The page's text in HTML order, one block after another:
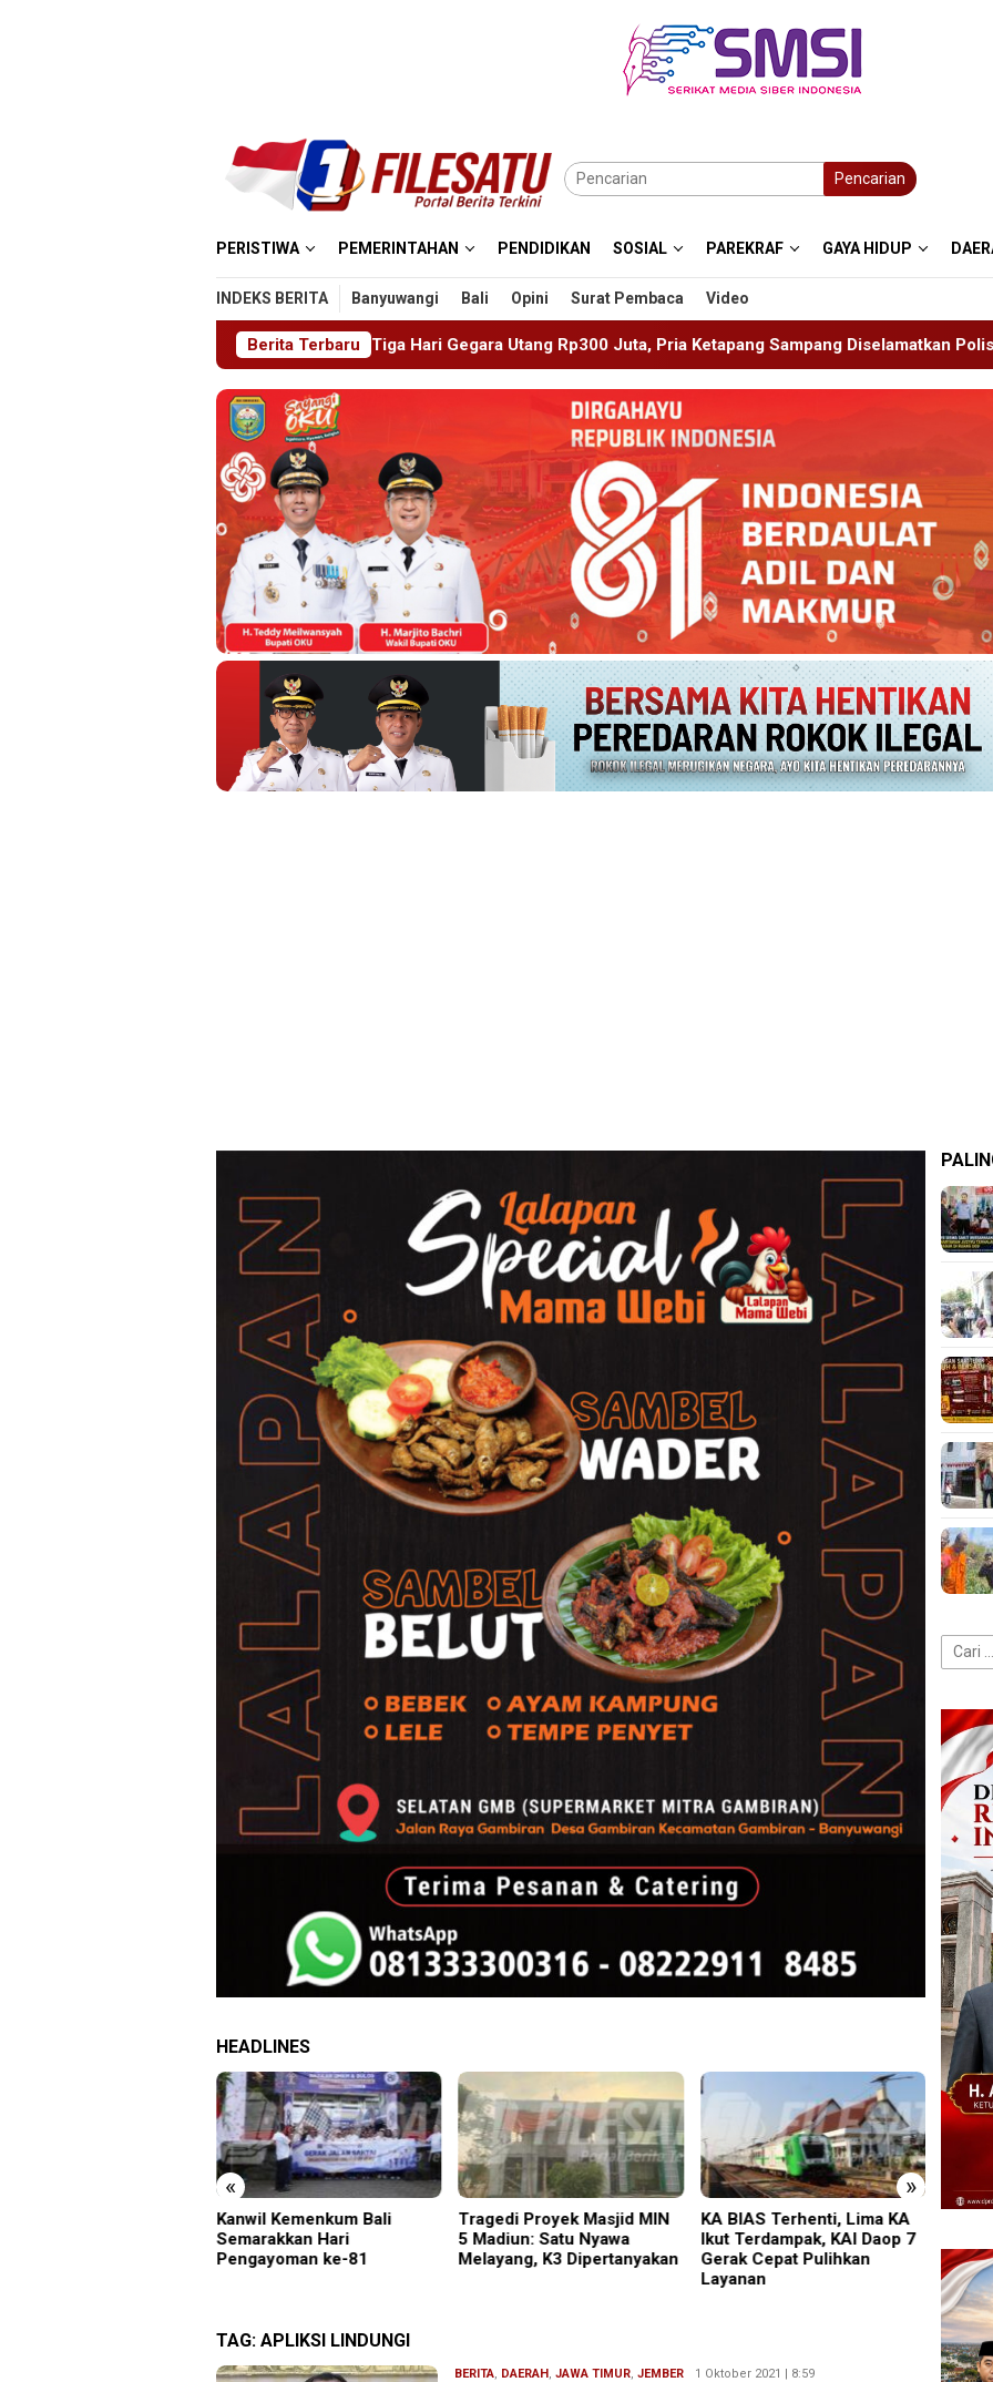
Pencarian
PERISTIWA PEMERINTAHAN PENDIDIKAN SOSIAL PAREKRAF GAYA HIDUP
INDEKS BERITA Banyuwangi Bali Opini Surat Pembaca Video
Berita Terbaru
Diduga Disekap Tiga Hari Gegara Utang Rp300 Juta, Pria Ketapang Sampang Diselamatkan Polisi Kanwil
HEADLINES
« »
Kanwil Kemenkum Bali
Semarakkan Hari
Pengayoman ke-81
Tragedi Proyek Masjid MIN
5 Madiun: Satu Nyawa
Melayang, K3 Dipertanyakan
KA BIAS Terhenti, Lima KA
Ikut Terdampak, KAI Daop 7
Gerak Cepat Pulihkan
Layanan
Ajang
TAG: APLIKSI LINDUNGI
BERITA, DAERAH, JAWA TIMUR, JEMBER Redaksi
1 Oktober 2021 | 8:59
Cari
untuk: